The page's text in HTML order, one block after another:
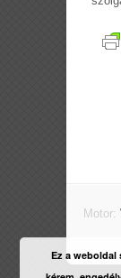
Motor:
Ez a weboldal